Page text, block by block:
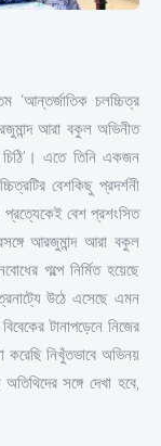
‘আন্তর্জাতিক চলচ্চিত্র
আরা বকুল অভিনীত
চিঠি’। এতে তিনি একজন
বেশকিছু প্রদর্শনী
প্রত্যেকেই বেশ প্রশংসিত
আরজুমান্দ আরা বকুল
গল্পে নির্মিত হয়েছে
উঠে এসেছে এমন
টানাপড়েনে নিজের
করেছি নিখুঁতভাবে অভিনয়
সঙ্গে দেখা হবে,